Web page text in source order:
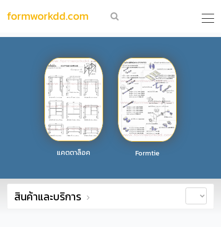
formworkdd.com
แคตตาล็อค Formtie
สินค้าและบริการ